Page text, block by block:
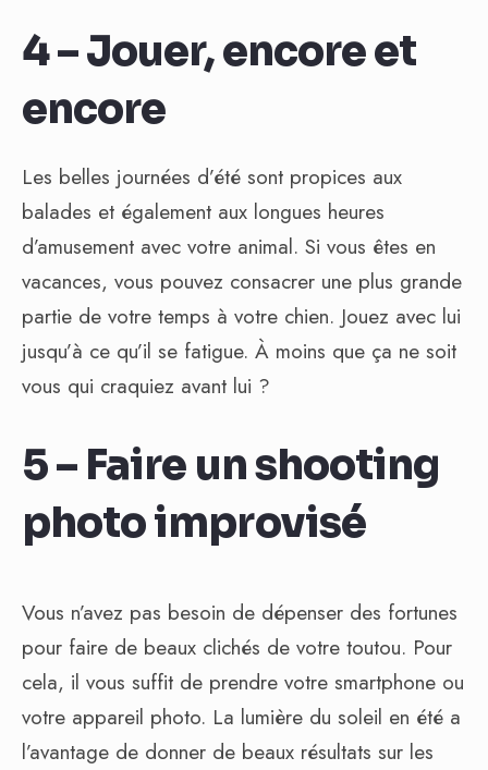
4 – Jouer, encore et
encore
Les belles journées d’été sont propices aux
balades et également aux longues heures
d’amusement avec votre animal. Si vous êtes en
vacances, vous pouvez consacrer une plus grande
partie de votre temps à votre chien. Jouez avec lui
jusqu’à ce qu’il se fatigue. À moins que ça ne soit
vous qui craquiez avant lui ?
5 – Faire un shooting
photo improvisé
Vous n’avez pas besoin de dépenser des fortunes
pour faire de beaux clichés de votre toutou. Pour
cela, il vous suffit de prendre votre smartphone ou
votre appareil photo. La lumière du soleil en été a
l’avantage de donner de beaux résultats sur les